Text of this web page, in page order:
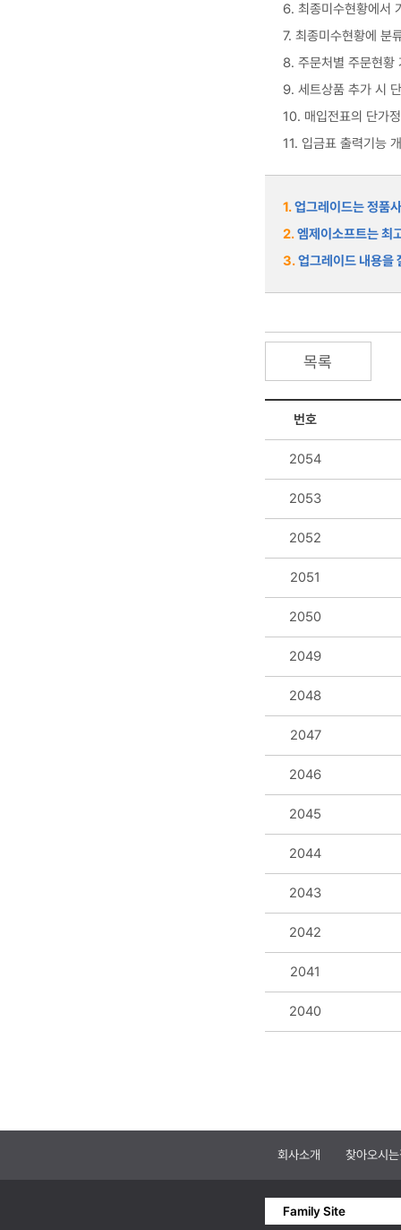
6. 최종미수현황에서
7. 최종미수현황에 분
8. 주문처별 주문현황
9. 세트상품 추가 시
10. 매입전표의 단가
11. 입금표 출력기능
1.업그레이드는 정품
2.엠제이소프트는 최
3.업그레이드 내용을
목록
번호
2054
2053
2052
2051
2050
2049
2048
2047
2046
2045
2044
2043
2042
2041
2040
회사소개 찾아오시
Family Site